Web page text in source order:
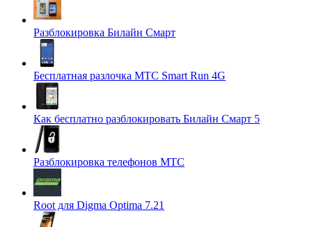
Разблокировка Билайн Смарт
Бесплатная разлочка МТС Smart Run 4G
Как бесплатно разблокировать Билайн Смарт 5
Разблокировка телефонов МТС
Root для Digma Optima 7.21